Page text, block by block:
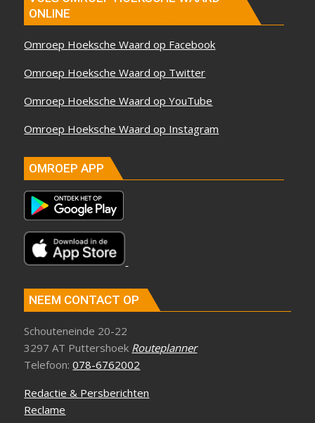
ONLINE
Omroep Hoeksche Waard op Facebook
Omroep Hoeksche Waard op Twitter
Omroep Hoeksche Waard op YouTube
Omroep Hoeksche Waard op Instagram
OMROEP APP
NEEM CONTACT OP
Schouteneinde 20-22
3297 AT Puttershoek Routeplanner
Telefoon:078-6762002
Redactie & Persberichten
Reclame